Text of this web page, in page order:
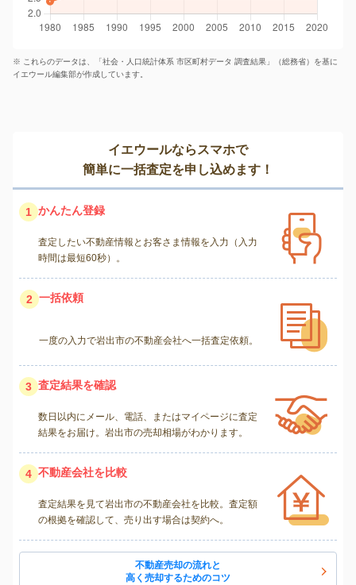
※ これらのデータは、「社会・人口統計体系 市区町村データ 調査結果」（総務省）を基に
イエウール編集部が作成しています。
イエウールならスマホで
簡単に一括査定を申し込めます！
1 かんたん登録
査定したい不動産情報とお客さま情報を入力（入力
時間は最短60秒）。
2 一括依頼
一度の入力で岩出市の不動産会社へ一括査定依頼。
3 査定結果を確認
数日以内にメール、電話、またはマイページに査定
結果をお届け。岩出市の売却相場がわかります。
4 不動産会社を比較
査定結果を見て岩出市の不動産会社を比較。査定額
の根拠を確認して、売り出す場合は契約へ。
不動産売却の流れと
高く売却するためのコツ